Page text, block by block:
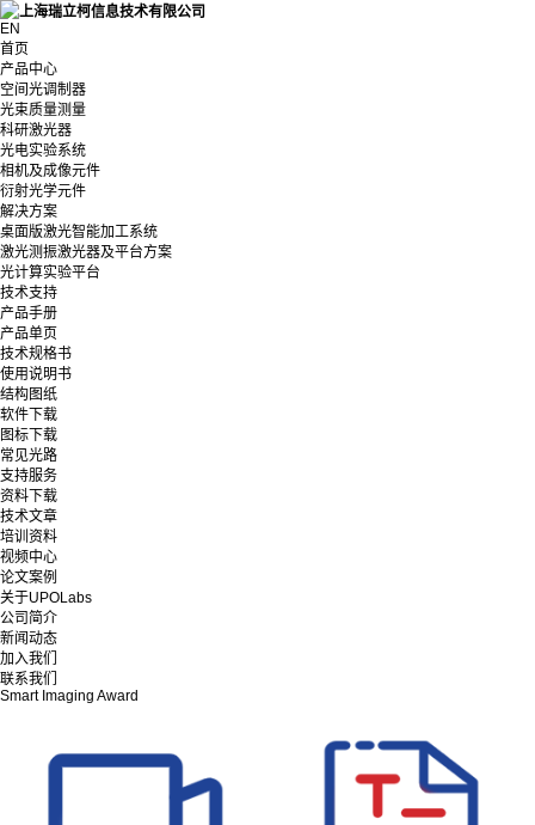
EN
首页
产品中心
空间光调制器
光束质量测量
科研激光器
光电实验系统
相机及成像元件
衍射光学元件
解决方案
桌面版激光智能加工系统
激光测振激光器及平台方案
光计算实验平台
技术支持
产品手册
产品单页
技术规格书
使用说明书
结构图纸
软件下载
图标下载
常见光路
支持服务
资料下载
技术文章
培训资料
视频中心
论文案例
关于UPOLabs
公司简介
新闻动态
加入我们
联系我们
Smart Imaging Award